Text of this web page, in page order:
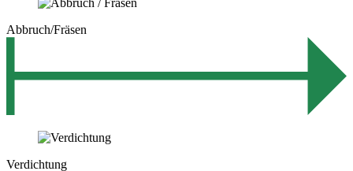
Abbruch/Fräsen
Verdichtung